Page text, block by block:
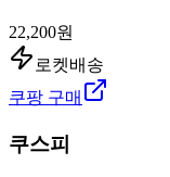
22,200원
로켓배송
쿠팡 구매
쿠스피